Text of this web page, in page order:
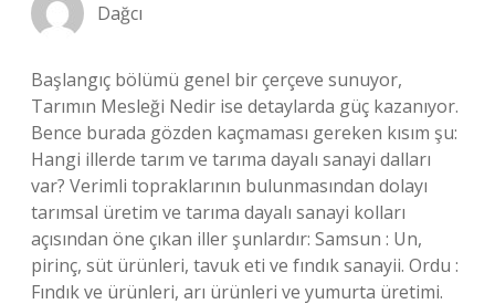
Dağcı
Başlangıç bölümü genel bir çerçeve sunuyor,
Tarımın Mesleği Nedir ise detaylarda güç kazanıyor.
Bence burada gözden kaçmaması gereken kısım şu:
Hangi illerde tarım ve tarıma dayalı sanayi dalları
var? Verimli topraklarının bulunmasından dolayı
tarımsal üretim ve tarıma dayalı sanayi kolları
açısından öne çıkan iller şunlardır: Samsun : Un,
pirinç, süt ürünleri, tavuk eti ve fındık sanayii. Ordu :
Fındık ve ürünleri, arı ürünleri ve yumurta üretimi.